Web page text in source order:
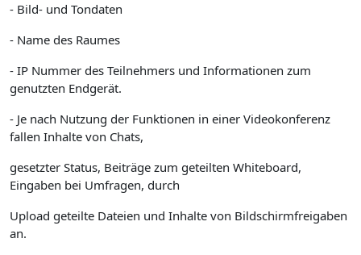
- Bild- und Tondaten
- Name des Raumes
- IP Nummer des Teilnehmers und Informationen zum
genutzten Endgerät.
- Je nach Nutzung der Funktionen in einer Videokonferenz
fallen Inhalte von Chats,
gesetzter Status, Beiträge zum geteilten Whiteboard,
Eingaben bei Umfragen, durch
Upload geteilte Dateien und Inhalte von Bildschirmfreigaben
an.